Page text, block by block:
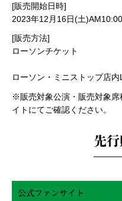
[販売開始日時]
2023年12月16日(土
[販売方法]
ローソンチケット
ローソン・ミニストップ店
※販売対象公演・販売対象
イトにてご確認ください。
先
公式ファンサイト